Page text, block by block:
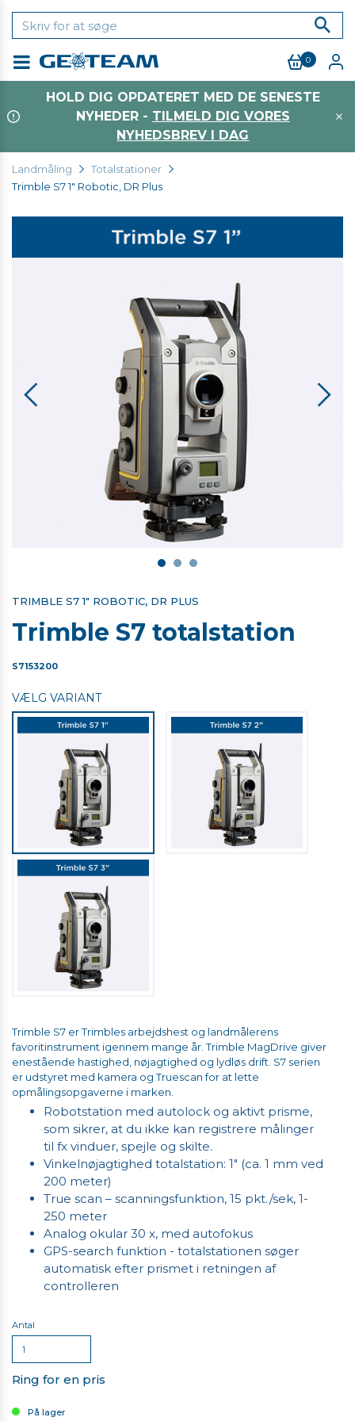
0
HOLD DIG OPDATERET MED DE SENESTE
NYHEDER - TILMELD DIG VORES
NYHEDSBREV I DAG
Landmåling
Totalstationer
Trimble S7 1" Robotic, DR Plus
TRIMBLE S7 1" ROBOTIC, DR PLUS
Trimble S7 totalstation
S7153200
VÆLG VARIANT
Trimble S7 er Trimbles arbejdshest og landmålerens
favoritinstrument igennem mange år. Trimble MagDrive giver
enestående hastighed, nøjagtighed og lydløs drift. S7 serien
er udstyret med kamera og Truescan for at lette
opmålingsopgaverne i marken.
Robotstation med autolock og aktivt prisme,
som sikrer, at du ikke kan registrere målinger
til fx vinduer, spejle og skilte.
Vinkelnøjagtighed totalstation: 1" (ca. 1 mm ved
200 meter)
True scan – scanningsfunktion, 15 pkt./sek, 1-
250 meter
Analog okular 30 x, med autofokus
GPS-search funktion - totalstationen søger
automatisk efter prismet i retningen af
controlleren
Antal
Ring for en pris
På lager